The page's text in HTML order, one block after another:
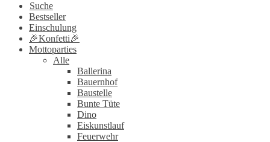
Suche
Bestseller
Einschulung
🎉Konfetti🎉
Mottoparties
Alle
Ballerina
Bauernhof
Baustelle
Bunte Tüte
Dino
Eiskunstlauf
Feuerwehr